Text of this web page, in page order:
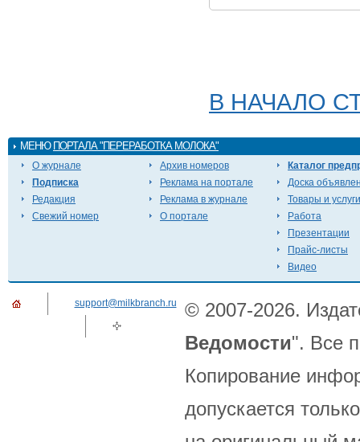
В НАЧАЛО
МЕНЮ ПОРТАЛА "ПЕРЕРАБОТКА МОЛОКА"
О журнале
Подписка
Редакция
Свежий номер
Архив номеров
Реклама на портале
Реклама в журнале
О портале
Каталог
Доска
Товары и услуги
Работа
Презентации
Прайс-листы
Видео
support@milkbranch.ru
© 2007-2026.
Ведомости". Все
Копирование
допускается